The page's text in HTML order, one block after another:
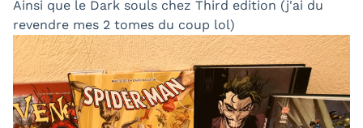
Ainsi que le Dark souls chez Third edition (j'ai du
revendre mes 2 tomes du coup lol)